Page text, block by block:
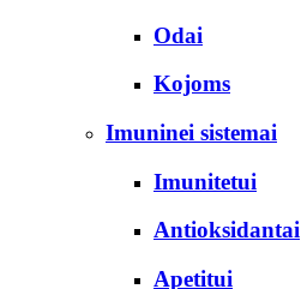
Odai
Kojoms
Imuninei sistemai
Imunitetui
Antioksidantai
Apetitui